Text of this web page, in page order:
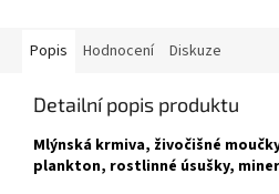
Popis Hodnocení Diskuze
Detailní popis produktu
Mlýnská krmiva, živočišné
plankton, rostlinné úsušky,